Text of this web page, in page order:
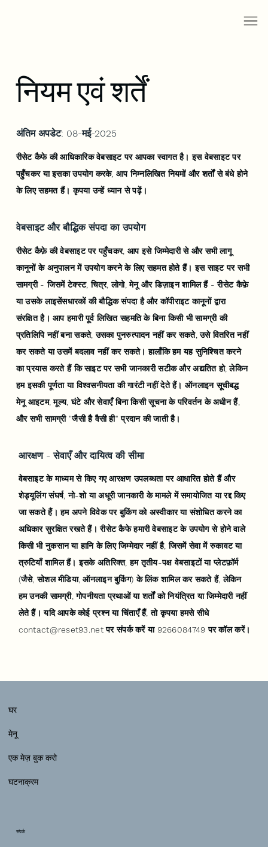
नियम एवं शर्तें
अंतिम अपडेट: 08-मई-2025
रीसेट कैफे की आधिकारिक वेबसाइट पर आपका स्वागत है। इस वेबसाइट पर
पहुँचकर या इसका उपयोग करके, आप निम्नलिखित नियमों और शर्तों से बंधे होने
के लिए सहमत हैं। कृपया उन्हें ध्यान से पढ़ें।
वेबसाइट और बौद्धिक संपदा का उपयोग
रीसेट कैफ़े की वेबसाइट पर पहुँचकर, आप इसे जिम्मेदारी से और सभी लागू
कानूनों के अनुपालन में उपयोग करने के लिए सहमत होते हैं। इस साइट पर सभी
सामग्री - जिसमें टेक्स्ट, चित्र, लोगो, मेनू और डिज़ाइन शामिल हैं - रीसेट कैफ़े
या उसके लाइसेंसधारकों की बौद्धिक संपदा है और कॉपीराइट कानूनों द्वारा
संरक्षित है। आप हमारी पूर्व लिखित सहमति के बिना किसी भी सामग्री की
प्रतिलिपि नहीं बना सकते, उसका पुनरुत्पादन नहीं कर सकते, उसे वितरित नहीं
कर सकते या उसमें बदलाव नहीं कर सकते। हालाँकि हम यह सुनिश्चित करने
का प्रयास करते हैं कि साइट पर सभी जानकारी सटीक और अद्यतित हो, लेकिन
हम इसकी पूर्णता या विश्वसनीयता की गारंटी नहीं देते हैं। ऑनलाइन सूचीबद्ध
मेनू आइटम, मूल्य, घंटे और सेवाएँ बिना किसी सूचना के परिवर्तन के अधीन हैं,
और सभी सामग्री "जैसी है वैसी ही" प्रदान की जाती है।
आरक्षण - सेवाएँ और दायित्व की सीमा
वेबसाइट के माध्यम से किए गए आरक्षण उपलब्धता पर आधारित होते हैं और
शेड्यूलिंग संघर्ष, नो-शो या अधूरी जानकारी के मामले में समायोजित या रद्द किए
जा सकते हैं। हम अपने विवेक पर बुकिंग को अस्वीकार या संशोधित करने का
अधिकार सुरक्षित रखते हैं। रीसेट कैफे हमारी वेबसाइट के उपयोग से होने वाले
किसी भी नुकसान या हानि के लिए जिम्मेदार नहीं है, जिसमें सेवा में रुकावट या
त्रुटियाँ शामिल हैं। इसके अतिरिक्त, हम तृतीय-पक्ष वेबसाइटों या प्लेटफ़ॉर्म
(जैसे, सोशल मीडिया, ऑनलाइन बुकिंग) के लिंक शामिल कर सकते हैं, लेकिन
हम उनकी सामग्री, गोपनीयता प्रथाओं या शर्तों को नियंत्रित या जिम्मेदारी नहीं
लेते हैं। यदि आपके कोई प्रश्न या चिंताएँ हैं, तो कृपया हमसे सीधे
contact@reset93.netपर संपर्क करें या 9266084749 पर कॉल करें।
संपर्क
घर
मेनू
एक मेज़ बुक करो
घटनाक्रम